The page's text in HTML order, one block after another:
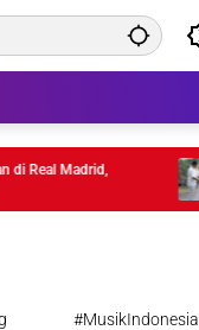
Madrid,
#MusikIndonesia